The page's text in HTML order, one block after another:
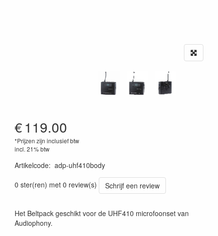
€119.00
*Prijzen zijn inclusief btw
incl. 21% btw
Artikelcode: adp-uhf410body
0 ster(ren) met 0 review(s)
Schrijf een review
Het Beltpack geschikt voor de UHF410 microfoonset van
Audiophony.